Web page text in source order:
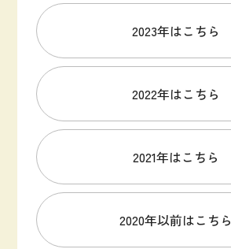
2023年はこちら
2022年はこちら
2021年はこちら
2020年以前はこちら